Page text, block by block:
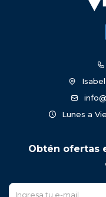
Lunes a
Obtén ofertas